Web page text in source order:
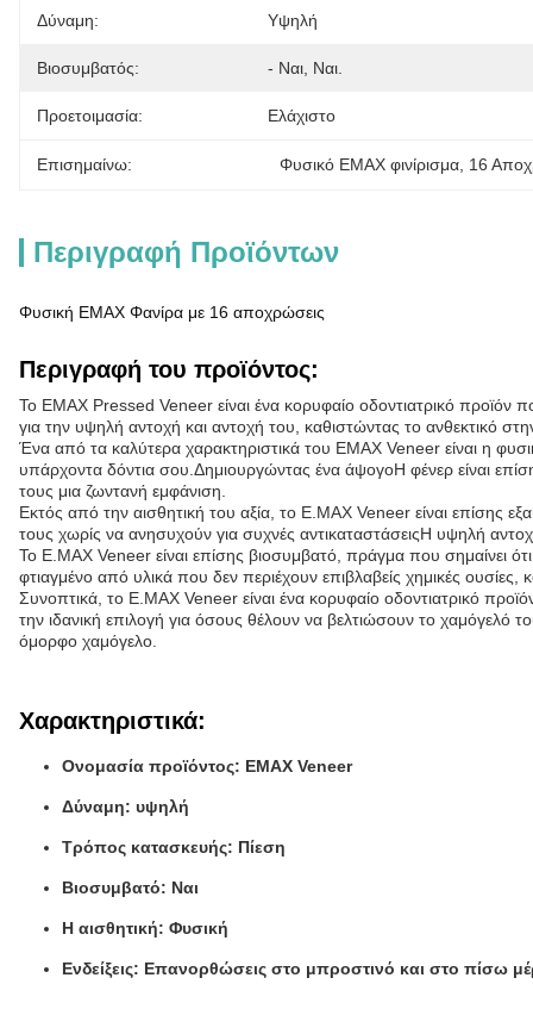
Δύναμη: Υψηλή
Βιοσυμβατός: - Ναι, Ναι.
Προετοιμασία: Ελάχιστο
Επισημαίνω: Φυσικό ΕΜΑΧ φινίρισμα, 16
Περιγραφή Προϊόντων
Φυσική ΕΜΑΧ Φανίρα με 16 αποχρώσεις
Περιγραφή του προϊόντος:
Το EMAX Pressed Veneer είναι ένα κορυφαίο οδοντιατρικό προϊόν
για την υψηλή αντοχή και αντοχή του, καθιστώντας το ανθεκτικό
Ένα από τα καλύτερα χαρακτηριστικά του EMAX Veneer είναι η
υπάρχοντα δόντια σου.Δημιουργώντας ένα άψογοΗ φένερ είναι
τους μια ζωντανή εμφάνιση.
Εκτός από την αισθητική του αξία, το E.MAX Veneer είναι επίσης
τους χωρίς να ανησυχούν για συχνές αντικαταστάσειςΗ υψηλή
Το E.MAX Veneer είναι επίσης βιοσυμβατό, πράγμα που σημαίνει
φτιαγμένο από υλικά που δεν περιέχουν επιβλαβείς χημικές
Συνοπτικά, το E.MAX Veneer είναι ένα κορυφαίο οδοντιατρικό
την ιδανική επιλογή για όσους θέλουν να βελτιώσουν το
όμορφο χαμόγελο.
Χαρακτηριστικά:
Ονομασία προϊόντος: EMAX Veneer
Δύναμη: υψηλή
Τρόπος κατασκευής: Πίεση
Βιοσυμβατό: Ναι
Η αισθητική: Φυσική
Ενδείξεις: Επανορθώσεις στο μπροστινό και στο πίσω